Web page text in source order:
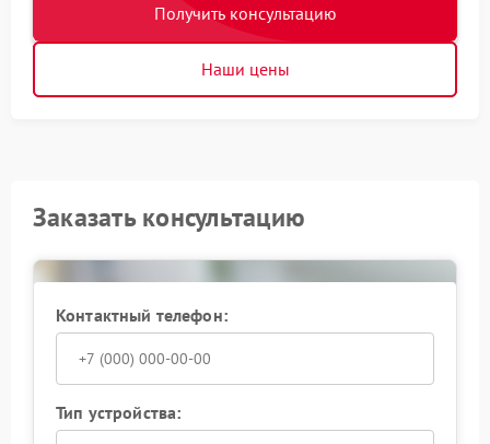
Получить консультацию
Наши цены
Заказать консультацию
Контактный телефон:
Тип устройства: